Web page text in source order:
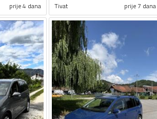
prije 4 dana Tivat prije 7 dana